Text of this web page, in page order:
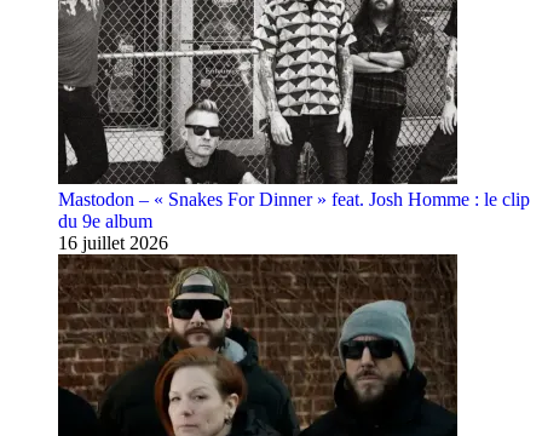
Mastodon – « Snakes For Dinner » feat. Josh Homme : le clip
du 9e album
16 juillet 2026